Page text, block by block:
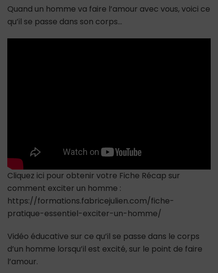
homme
faire
l’amour
Quand un homme va faire l’amour avec vous, voici ce
qu’il se passe dans son corps…
Cliquez ici pour obtenir votre Fiche Récap sur
comment exciter un homme :
https://formations.fabricejulien.com/fiche-
pratique-essentiel-exciter-un-homme/
Vidéo éducative sur ce qu’il se passe dans le corps
d’un homme lorsqu’il est excité, sur le point de faire
l’amour.